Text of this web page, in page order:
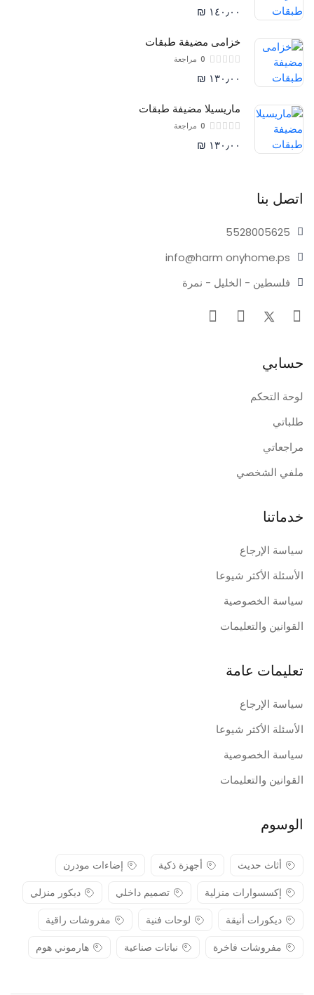
١٤٠٫٠٠ ₪
خزامى مضيفة طبقات
0 مراجعة
١٣٠٫٠٠ ₪
ماريسيلا مضيفة طبقات
0 مراجعة
١٣٠٫٠٠ ₪
اتصل بنا
05625
55280
info@harm onyhome.ps
فلسطين - الخليل - نمرة
حسابي
لوحة التحكم
طلباتي
مراجعاتي
ملفي الشخصي
خدماتنا
سياسة الإرجاع
الأسئلة الأكثر شيوعا
سياسة الخصوصية
القوانين والتعليمات
تعليمات عامة
سياسة الإرجاع
الأسئلة الأكثر شيوعا
سياسة الخصوصية
القوانين والتعليمات
الوسوم
أثاث حديث أجهزة ذكية
إضاءات مودرن
إكسسوارات منزلية
تصميم داخلي
ديكور منزلي
ديكورات أنيقة
لوحات فنية
مفروشات راقية
مفروشات فاخرة
نباتات صناعية هارموني هوم